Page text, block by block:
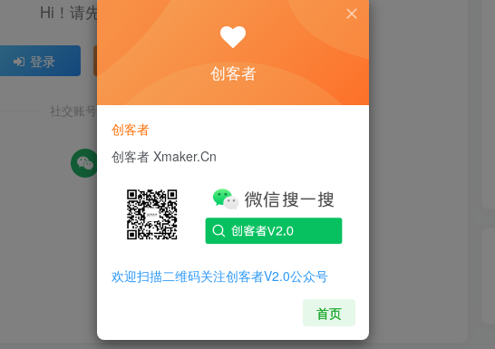
Hi！请先登录
登录
社交账号登录
创客者
创客者
创客者 Xmaker.Cn
欢迎扫描二维码关注创客者V2.0公众号
首页